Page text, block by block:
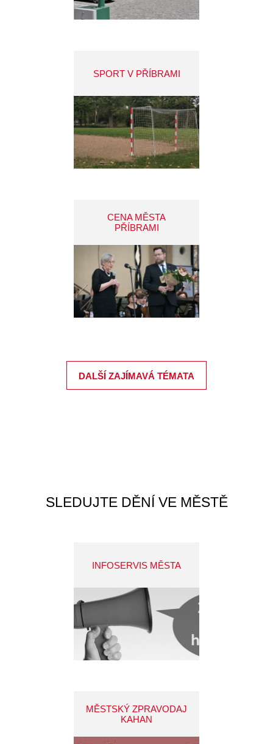
SPORT V PŘÍBRAMI
CENA MĚSTA
PŘÍBRAMI
DALŠÍ ZAJÍMAVÁ TÉMATA
SLEDUJTE DĚNÍ VE MĚSTĚ
INFOSERVIS MĚSTA
MĚSTSKÝ ZPRAVODAJ
KAHAN